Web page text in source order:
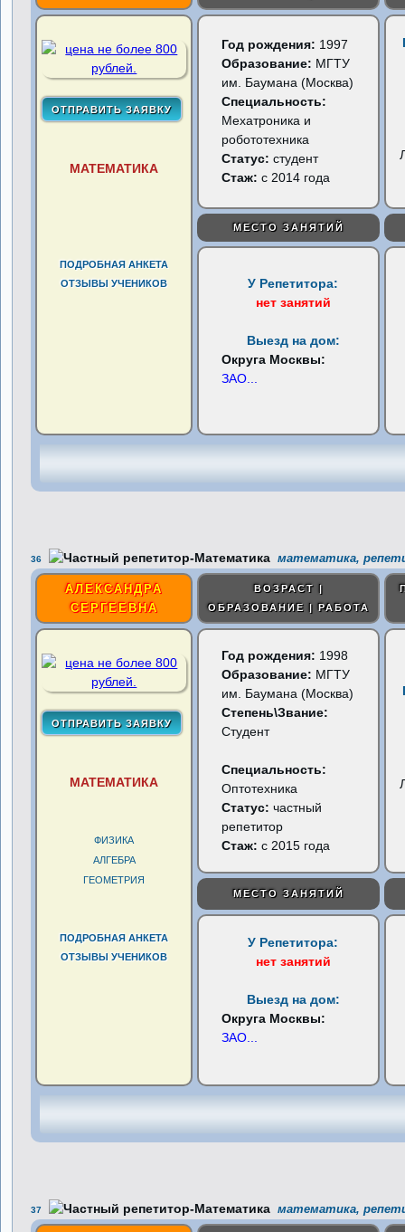
МАТЕМАТИКА
ПОДРОБНАЯ АНКЕТА
ОТЗЫВЫ УЧЕНИКОВ
Год рождения: 1997
Образование: МГТУ
им. Баумана (Москва)
Специальность:
Мехатроника и
робототехника
Статус:студент
Стаж: с 2014 года
МЕСТО ЗАНЯТИЙ
У Репетитора:
нет занятий
Выезд на дом:
Округа Москвы:
ЗАО
36 математика,
АЛЕКСАНДРА
СЕРГЕЕВНА
ВОЗРАСТ |
ОБРАЗОВАНИЕ | РАБОТА
МАТЕМАТИКА
ФИЗИКА
АЛГЕБРА
ГЕОМЕТРИЯ
ПОДРОБНАЯ АНКЕТА
ОТЗЫВЫ УЧЕНИКОВ
Год рождения: 1998
Образование: МГТУ
им. Баумана (Москва)
Степень\Звание:
Студент
Специальность:
Оптотехника
Статус:частный
репетитор
Стаж: с 2015 года
МЕСТО ЗАНЯТИЙ
У Репетитора:
нет занятий
Выезд на дом:
Округа Москвы:
ЗАО
37 математика,